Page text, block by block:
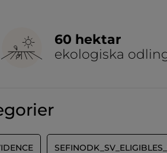
60 hektar
ekologiska